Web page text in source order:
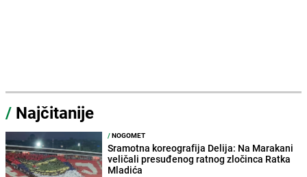
/ Najčitanije
/NOGOMET
Sramotna koreografija Delija: Na Marakani
veličali presuđenog ratnog zločinca Ratka
Mladića